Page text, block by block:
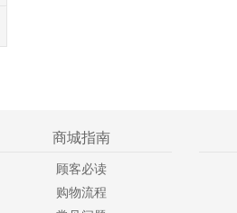
商城指南
顾客必读
购物流程